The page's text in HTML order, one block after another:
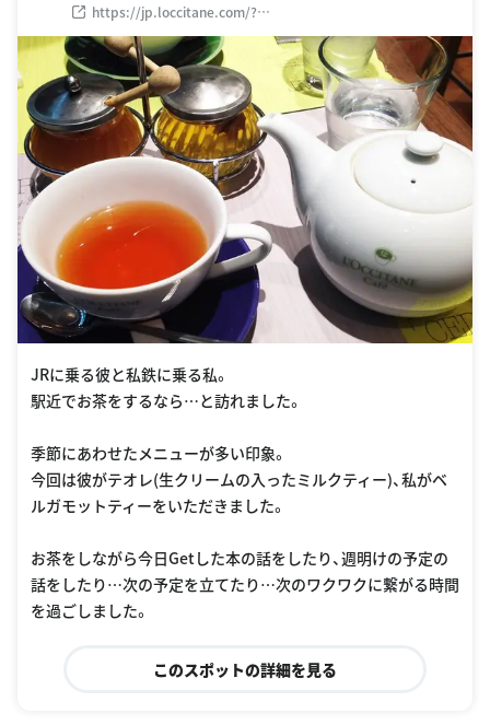
https://jp.loccitane.com/?
a=969894&y_source=1_MTQ0MTg5MzQtNzE1LWxvY2F0aW
9uLndlYnNpdGU=
JRに乗る彼と私鉄に乗る私。
駅近でお茶をするなら…と訪れました。
季節にあわせたメニューが多い印象。
今回は彼がテオレ(生クリームの入ったミルクティー)、私がベ
ルガモットティーをいただきました。
お茶をしながら今日Getした本の話をしたり、週明けの予定の
話をしたり…次の予定を立てたり…次のワクワクに繋がる時間
を過ごしました。
このスポットの詳細を見る